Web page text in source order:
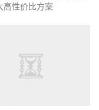
高性价比方案